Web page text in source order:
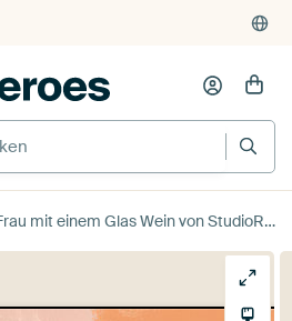
Bestellung
mit einem Glas Wein von StudioRemier